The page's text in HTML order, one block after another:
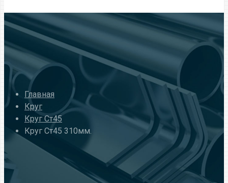
Главная
Круг
Круг Ст45
Круг Ст45 310мм.